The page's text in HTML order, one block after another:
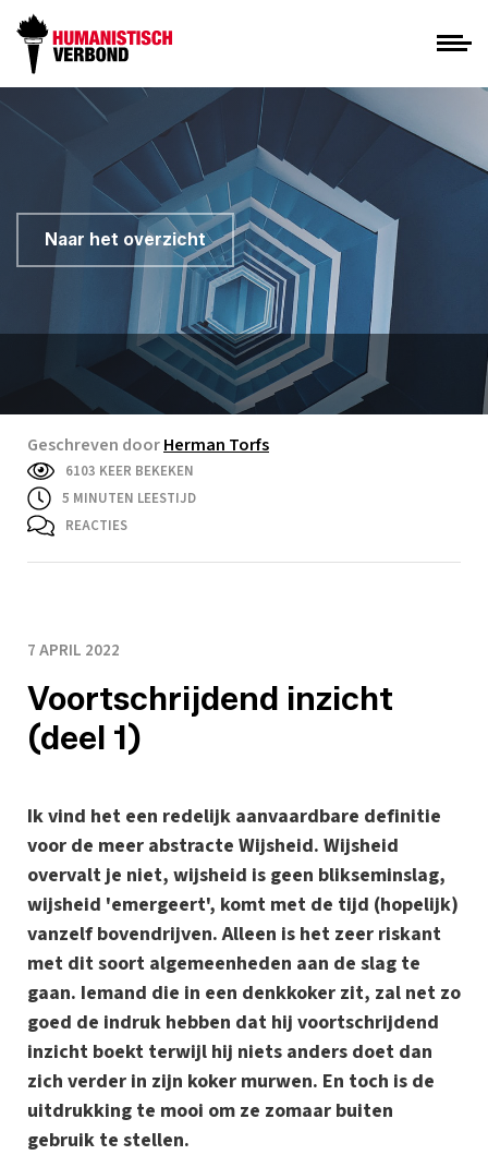
Naar het overzicht
Geschreven doorHerman Torfs
6103 KEER BEKEKEN
5 MINUTEN LEESTIJD
REACTIES
7 APRIL 2022
Voortschrijdend inzicht
(deel 1)
Ik vind het een redelijk aanvaardbare definitie
voor de meer abstracte Wijsheid. Wijsheid
overvalt je niet, wijsheid is geen blikseminslag,
wijsheid 'emergeert', komt met de tijd (hopelijk)
vanzelf bovendrijven. Alleen is het zeer riskant
met dit soort algemeenheden aan de slag te
gaan. Iemand die in een denkkoker zit, zal net zo
goed de indruk hebben dat hij voortschrijdend
inzicht boekt terwijl hij niets anders doet dan
zich verder in zijn koker murwen. En toch is de
uitdrukking te mooi om ze zomaar buiten
gebruik te stellen.